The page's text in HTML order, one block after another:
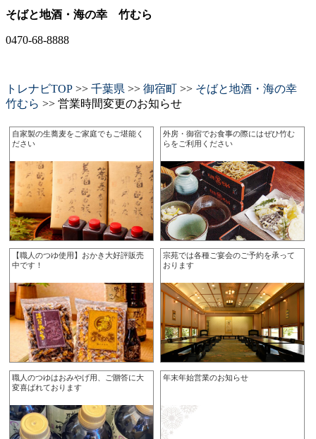
そばと地酒・海の幸 竹むら
0470-68-8888
トレナビTOP >> 千葉県 >> 御宿町 >> そばと地酒・海の幸
竹むら >> 営業時間変更のお知らせ
自家製の生蕎麦をご家庭でもご堪能く
ださい
外房・御宿でお食事の際にはぜひ竹む
らをご利用ください
【職人のつゆ使用】おかき大好評販売
中です！
宗苑では各種ご宴会のご予約を承って
おります
職人のつゆはおみやげ用、ご贈答に大
変喜ばれております
年末年始営業のお知らせ